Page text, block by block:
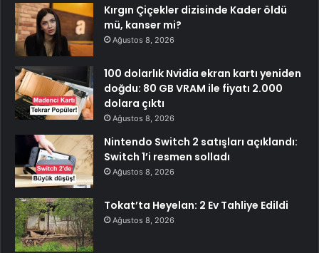
Kırgın Çiçekler dizisinde Kader öldü
mü, kanser mi?
Ağustos 8, 2026
100 dolarlık Nvidia ekran kartı yeniden
doğdu: 80 GB VRAM ile fiyatı 2.000
dolara çıktı
Ağustos 8, 2026
Nintendo Switch 2 satışları açıklandı:
Switch 1’i resmen solladı
Ağustos 8, 2026
Tokat’ta Heyelan: 2 Ev Tahliye Edildi
Ağustos 8, 2026